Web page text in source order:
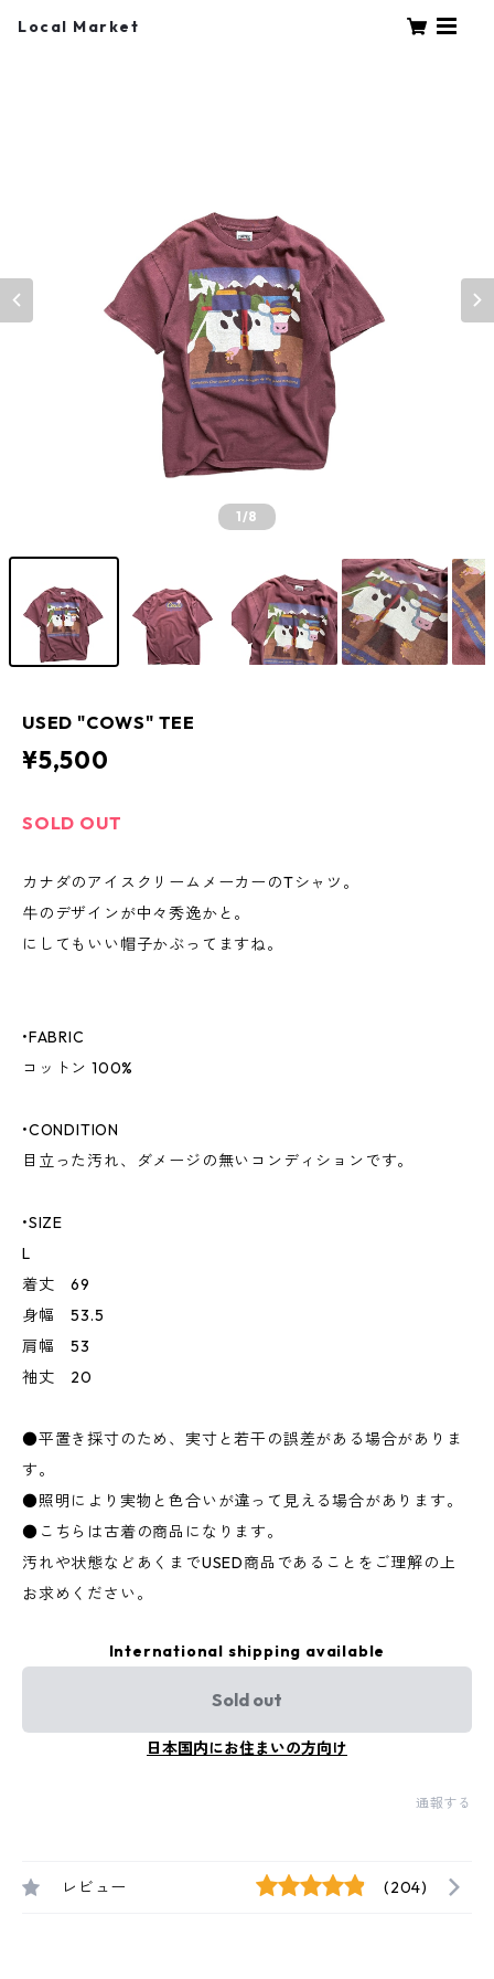
Local Market
1/8
USED "COWS" TEE
¥5,500
SOLD OUT
カナダのアイスクリームメーカーのTシャツ。
牛のデザインが中々秀逸かと。
にしてもいい帽子かぶってますね。
•FABRIC
コットン 100%
•CONDITION
目立った汚れ、ダメージの無いコンディションです。
•SIZE
L
着丈 69
身幅 53.5
肩幅 53
袖丈 20
●平置き採寸のため、実寸と若干の誤差がある場合がありま
す。
●照明により実物と色合いが違って見える場合があります。
●こちらは古着の商品になります。
汚れや状態などあくまでUSED商品であることをご理解の上
お求めください。
International shipping available
Sold out
日本国内にお住まいの方向け
通報する
レビュー (204)